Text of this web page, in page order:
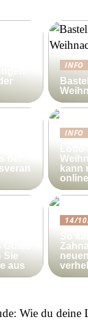
INFO
bei
INFO
kann
Sie
aus
14/
Wie du deine